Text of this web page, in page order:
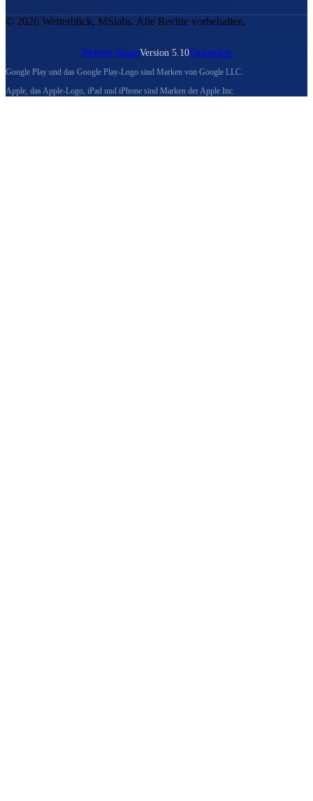
© 2026 Wetterblick, MSlabs. Alle Rechte vorbehalten.
Website-StatusVersion 5.10Changelog
Google Play und das Google Play-Logo sind Marken von Google LLC.
Apple, das Apple-Logo, iPad und iPhone sind Marken der Apple Inc.